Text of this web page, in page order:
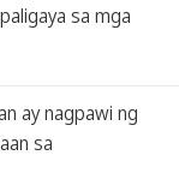
sa mga
ay nagpawi ng
sa